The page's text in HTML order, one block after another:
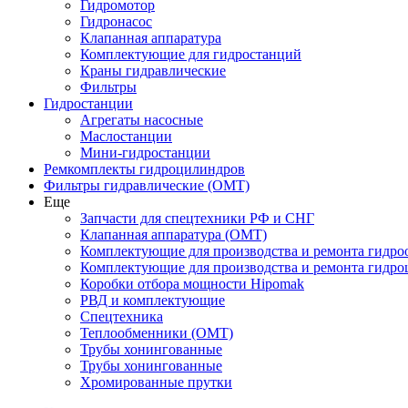
Гидромотор
Гидронасос
Клапанная аппаратура
Комплектующие для гидростанций
Краны гидравлические
Фильтры
Гидростанции
Агрегаты насосные
Маслостанции
Мини-гидростанции
Ремкомплекты гидроцилиндров
Фильтры гидравлические (OMT)
Еще
Запчасти для спецтехники РФ и СНГ
Клапанная аппаратура (OMT)
Комплектующие для производства и ремонта
Комплектующие для производства и ремонта
Коробки отбора мощности Hipomak
РВД и комплектующие
Спецтехника
Теплообменники (OMT)
Трубы хонингованные
Трубы хонингованные
Хромированные прутки